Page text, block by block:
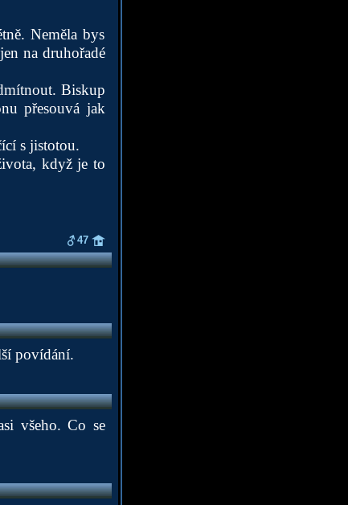
Neměla bys
na druhořadé
Biskup
přesouvá jak
s jistotou.
když je to
47
povídání.
všeho. Co se